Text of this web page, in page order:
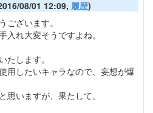
08/01 12:09, 履歴)
ございます。
入れ大変そうですよね。
たします。
用したいキャラなので、妄想が爆
思いますが、果たして。